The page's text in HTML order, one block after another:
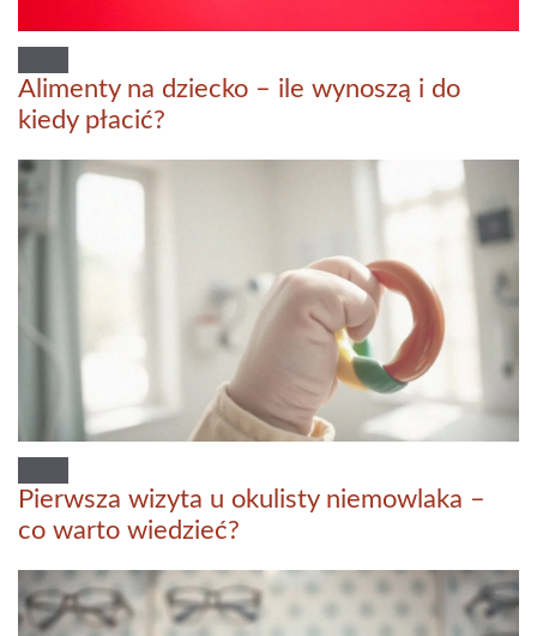
Alimenty na dziecko – ile wynoszą i do
kiedy płacić?
Pierwsza wizyta u okulisty niemowlaka –
co warto wiedzieć?